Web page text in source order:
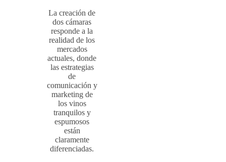
La creación de
dos cámaras
responde a la
realidad de los
mercados
actuales, donde
las estrategias
de
comunicación y
marketing de
los vinos
tranquilos y
espumosos
están
claramente
diferenciadas.